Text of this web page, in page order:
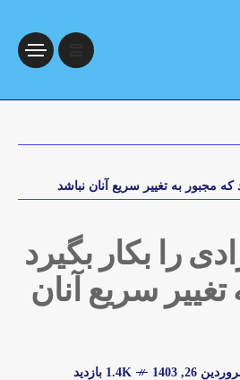
که مجبور به تغییر سریع آنان نباشد
را بکار بگیرد
سریع آنان
26, 1403 1.4K بازدید